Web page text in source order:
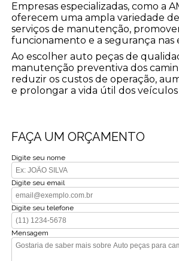
Empresas especializadas, como a
oferecem uma ampla variedade
serviços de manutenção,
funcionamento e a segurança nas
Ao escolher auto peças de
manutenção preventiva dos
reduzir os custos de operação,
e prolongar a vida útil dos veículos
FAÇA UM ORÇAMENTO
Digite seu nome
Digite seu email
Digite seu telefone
Mensagem